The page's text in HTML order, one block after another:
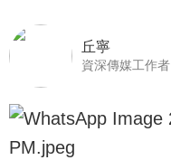
丘寧
資深傳媒工作者